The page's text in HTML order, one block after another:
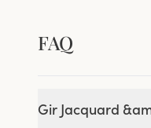
FAQ
Gir Jacquard